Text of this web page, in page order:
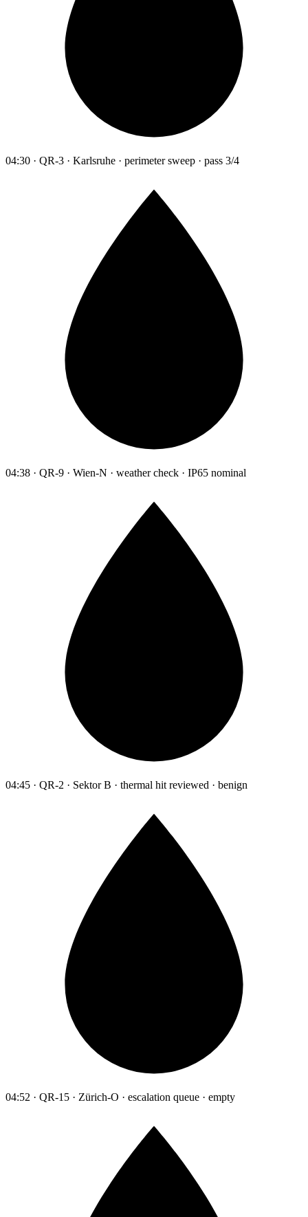
04:30 · QR-3 · Karlsruhe · perimeter sweep · pass 3/4
04:38 · QR-9 · Wien-N · weather check · IP65 nominal
04:45 · QR-2 · Sektor B · thermal hit reviewed · benign
04:52 · QR-15 · Zürich-O · escalation queue · empty